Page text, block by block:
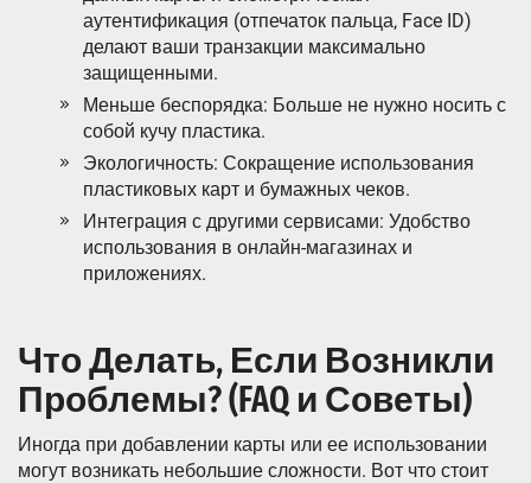
аутентификация (отпечаток пальца‚ Face ID)
делают ваши транзакции максимально
защищенными.
Меньше беспорядка: Больше не нужно носить с
собой кучу пластика.
Экологичность: Сокращение использования
пластиковых карт и бумажных чеков.
Интеграция с другими сервисами: Удобство
использования в онлайн-магазинах и
приложениях.
Что Делать‚ Если Возникли
Проблемы? (FAQ и Советы)
Иногда при добавлении карты или ее использовании
могут возникать небольшие сложности. Вот что стоит